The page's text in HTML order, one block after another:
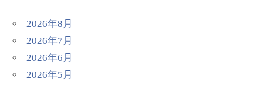
2026年8月
2026年7月
2026年6月
2026年5月